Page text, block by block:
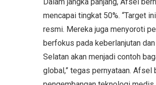
mencapai tingkat 50%. “Target
resmi. Mereka juga menyoroti
berfokus pada keberlanjutan
Selatan akan menjadi contoh
global,” tegas pernyataan.